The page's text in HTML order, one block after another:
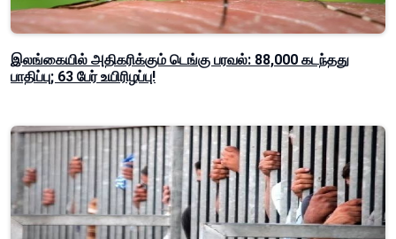
இலங்கையில் அதிகரிக்கும் டெங்கு பரவல்: 88,000 கடந்தது
பாதிப்பு; 63 பேர் உயிரிழப்பு!